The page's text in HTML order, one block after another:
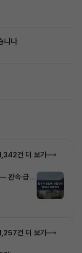
니다
건 더 보기
완속·급속
건 더 보기